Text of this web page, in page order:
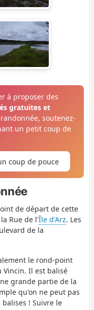
à proposer des
gratuites et
soutenez-
un petit coup de
coup de pouce
de départ de cette
Rue de l'Île d'Arz. Les
de la
le rond-point
Il est balisé
grande partie de la
qu'on ne peut pas
! Suivre le